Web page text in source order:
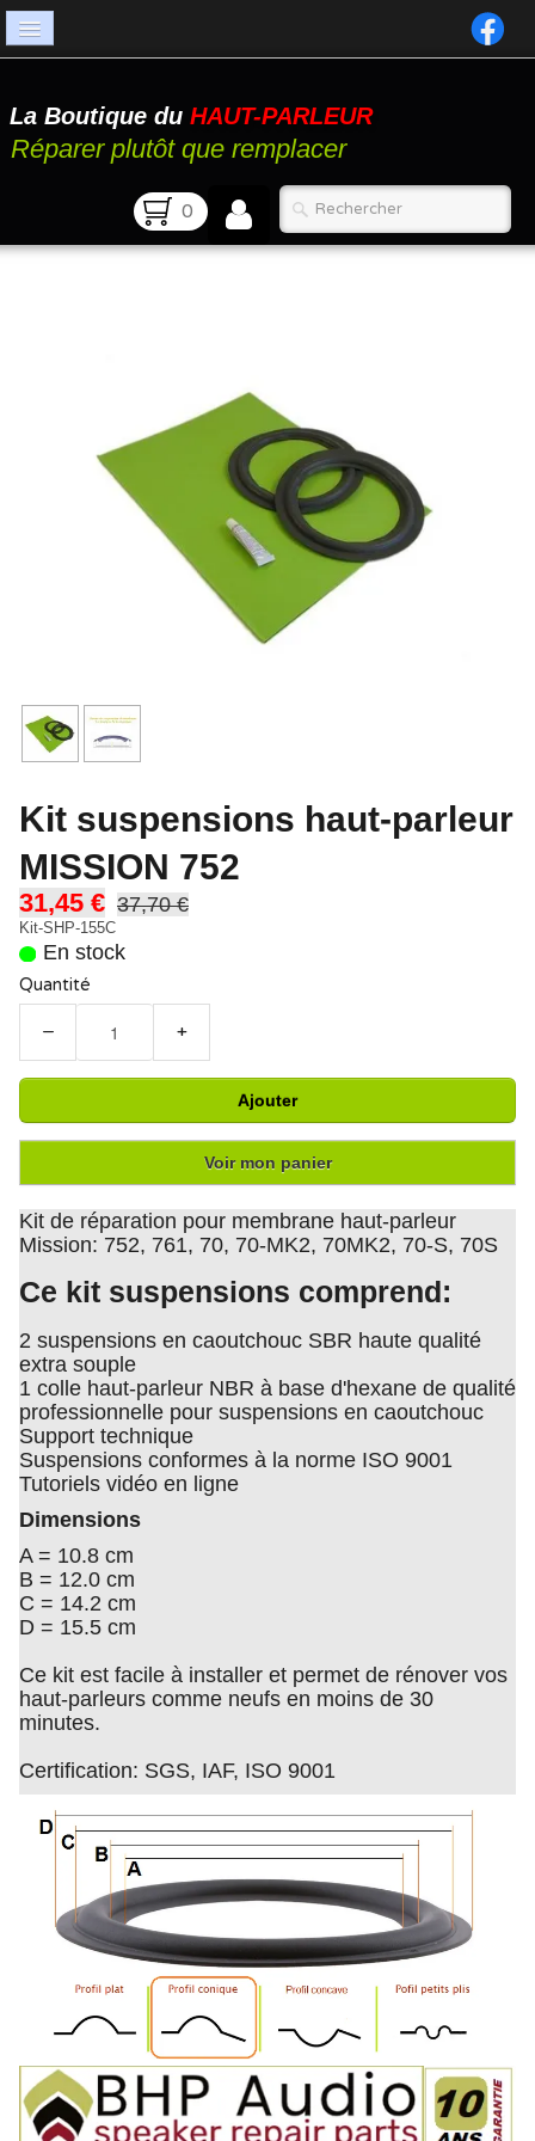
Catalogue
Atelier
La Boutique du HAUT-PARLEUR
Réparer plutôt que remplacer
0
Kit suspensions haut-parleur
MISSION 752
31,45 € 37,70 €
Kit-SHP-155C
En stock
Quantité
− +
Ajouter
Voir mon panier
Kit de réparation pour membrane haut-parleur
Mission: 752, 761, 70, 70-MK2, 70MK2, 70-S, 70S
Ce kit suspensions comprend:
2 suspensions en caoutchouc SBR haute qualité
extra souple
1 colle haut-parleur NBR à base d'hexane de qualité
professionnelle pour suspensions en caoutchouc
Support technique
Suspensions conformes à la norme ISO 9001
Tutoriels vidéo en ligne
Dimensions
A = 10.8 cm
B = 12.0 cm
C = 14.2 cm
D = 15.5 cm
Ce kit est facile à installer et permet de rénover vos
haut-parleurs comme neufs en moins de 30
minutes.
Certification: SGS, IAF, ISO 9001